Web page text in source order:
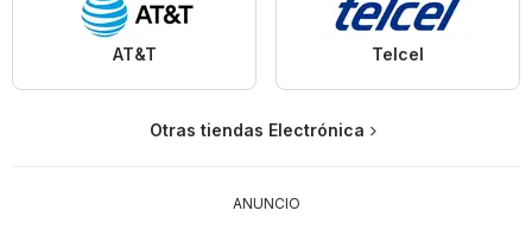
AT&T Telcel
Otras tiendas Electrónica
ANUNCIO